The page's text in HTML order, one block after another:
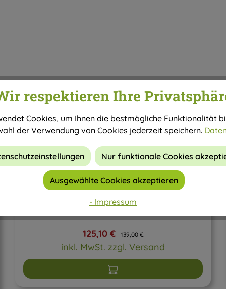
-10% Rabatt
Verkaufspreis:
125,10 € Regulärer Preis:
139,00 €
inkl. MwSt. zzgl. Versand
In den Warenkorb
respektieren Ihre
Cookies, um Ihnen die bestmögliche Funktionalität
der Verwendung von Cookies jederzeit speichern.
Nur funktionale Cookies
Ausgewählte Cookies akzeptieren
- Impressum